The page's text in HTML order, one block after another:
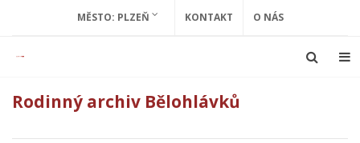
MĚSTO: PLZEŇ KONTAKT O NÁS
Rodinný archiv Bělohlávků